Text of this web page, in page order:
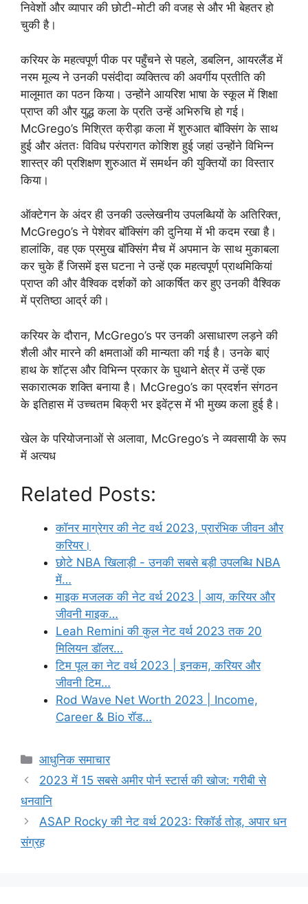
निवेशों और व्यापार की छोटी-मोटी की वजह से और भी बेहतर हो
चुकी है।
करियर के महत्वपूर्ण पीक पर पहुँचने से पहले, डबलिन, आयरलैंड में
नरम मूल्य ने उनकी पसंदीदा व्यक्तित्व की अवर्गीय प्रतीति की
मालूमात का पठन किया। उन्होंने आयरिश भाषा के स्कूल में शिक्षा
प्राप्त की और युद्ध कला के प्रति उन्हें अभिरुचि हो गई।
McGrego’s मिश्रित क्रीड़ा कला में शुरुआत बॉक्सिंग के साथ
हुई और अंततः विविध परंपरागत कोशिश हुई जहां उन्होंने विभिन्न
शास्त्र की प्रशिक्षण शुरुआत में समर्थन की युक्तियों का विस्तार
किया।
ऑक्टेगन के अंदर ही उनकी उल्लेखनीय उपलब्धियों के अतिरिक्त,
McGrego’s ने पेशेवर बॉक्सिंग की दुनिया में भी कदम रखा है।
हालांकि, वह एक प्रमुख बॉक्सिंग मैच में अपमान के साथ मुकाबला
कर चुके हैं जिसमें इस घटना ने उन्हें एक महत्वपूर्ण प्राथमिकियां
प्राप्त की और वैश्विक दर्शकों को आकर्षित कर हुए उनकी वैश्विक
में प्रतिष्ठा आर्द्र की।
करियर के दौरान, McGrego’s पर उनकी असाधारण लड़ने की
शैली और मारने की क्षमताओं की मान्यता की गई है। उनके बाएं
हाथ के शॉट्स और विभिन्न प्रकार के घुथाने क्षेत्र में उन्हें एक
सकारात्मक शक्ति बनाया है। McGrego’s का प्रदर्शन संगठन
के इतिहास में उच्चतम बिक्री भर इवेंट्स में भी मुख्य कला हुई है।
खेल के परियोजनाओं से अलावा, McGrego’s ने व्यवसायी के रूप
में अत्यध
Related Posts:
कॉनर माग्रेगर की नेट वर्थ 2023, प्रारंभिक जीवन और
करियर।
छोटे NBA खिलाड़ी - उनकी सबसे बड़ी उपलब्धि NBA
में…
माइक मजलक की नेट वर्थ 2023 | आय, करियर और
जीवनी माइक…
Leah Remini की कुल नेट वर्थ 2023 तक 20
मिलियन डॉलर…
टिम पूल का नेट वर्थ 2023 | इनकम, करियर और
जीवनी टिम…
Rod Wave Net Worth 2023 | Income,
Career & Bio रॉड…
Categories
आधुनिक समाचार
2023 में 15 सबसे अमीर पोर्न स्टार्स की खोज: गरीबी से
धनवानि
ASAP Rocky की नेट वर्थ 2023: रिकॉर्ड तोड़, अपार धन
संग्रह